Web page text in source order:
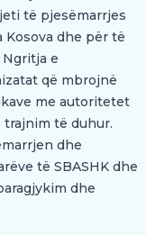
të pjesëmarrjes
Kosova dhe për të
e
që mbrojnë
me autoritetet
trajnim të duhur.
dhe
të SBASHK dhe
dhe